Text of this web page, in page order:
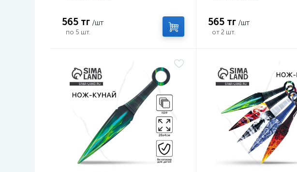
565 тг /шт
по 5 шт.
565 тг /шт
от 2 шт.